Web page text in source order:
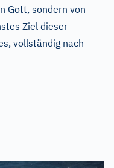
Gott, sondern von
Ziel dieser
vollständig nach